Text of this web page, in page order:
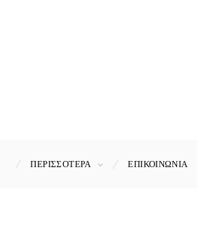
ΠΕΡΙΣΣΟΤΕΡΑ ΕΠΙΚΟΙΝΩΝΊΑ